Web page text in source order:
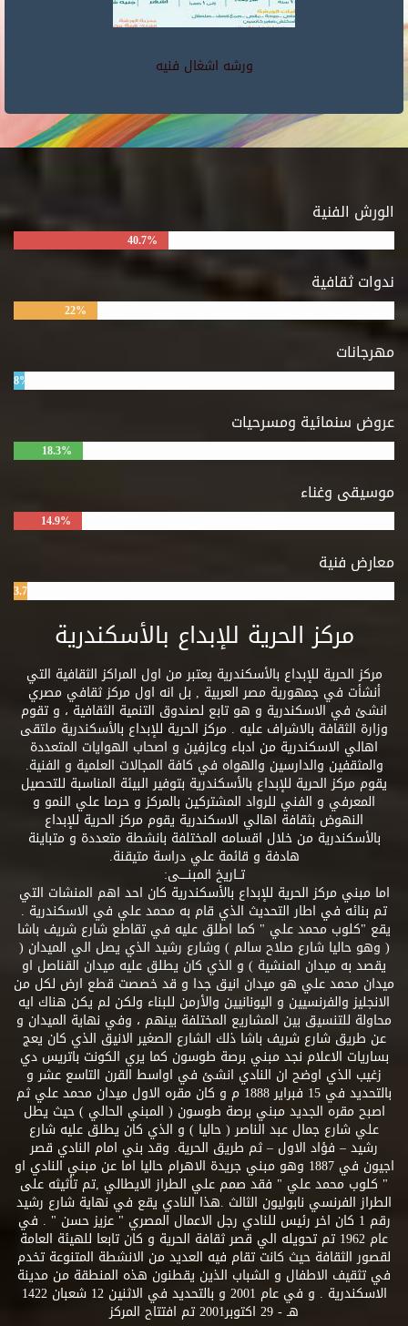
ورشه اشغال فنيه
الورش الفنية
40.7%
ندوات ثقافية
22%
مهرجانات
8%
عروض سنمائية ومسرحيات
18.3%
موسيقى وغناء
14.9%
معارض فنية
3.7%
مركز الحرية للإبداع بالأسكندرية
مركز الحرية للإبداع بالأسكندرية يعتبر من اول المراكز الثقافية التي
أنشأت في جمهورية مصر العربية , بل انه اول مركز ثقافي مصري
انشئ في الاسكندرية و هو تابع لصندوق التنمية الثقافية ، و تقوم
وزارة الثقافة بالاشراف عليه . مركز الحرية للإبداع بالأسكندرية ملتقى
اهالي الاسكندرية من ادباء وعازفين و اصحاب الهوايات المتعددة
والمثقفين والدارسين والهواه في كافة المجالات العلمية و الفنية.
يقوم مركز الحرية للإبداع بالأسكندرية بتوفير البيئة المناسبة للتحصيل
المعرفي و الفني للرواد المشتركين بالمركز و حرصا علي النمو و
النهوض بثقافة اهالي الاسكندرية يقوم مركز الحرية للإبداع
بالأسكندرية من خلال اقسامه المختلفة بانشطة متعددة و متباينة
هادفة و قائمة علي دراسة متيقنة.
تــاريخ المبنــــى:
اما مبني مركز الحرية للإبداع بالأسكندرية كان احد اهم المنشات التي
تم بنائه في اطار التحديث الذي قام به محمد علي في الاسكندرية .
يقع "كلوب محمد علي " كما اطلق عليه في تقاطع شارع شريف باشا
( وهو حاليا شارع صلاح سالم ) وشارع رشيد الذي يصل الي الميدان (
يقصد به ميدان المنشية ) و الذي كان يطلق عليه ميدان القناصل او
ميدان محمد علي هو ميدان انيق جدا و قد خصصت قطع ارض لكل من
الانجليز والفرنسيين و اليونانيين والأرمن للبناء ولكن لم يكن هناك ايه
محاولة للتنسيق بين المشاريع المختلفة بينهم ، وفي نهاية الميدان و
عن طريق شارع شريف باشا ذلك الشارع الصغير الانيق الذي كان يعج
بساريات الاعلام نجد مبني برصة طوسون كما يري الكونت باتريس دي
زغيب الذي اوضح ان النادي انشئ في اواسط القرن التاسع عشر و
بالتحديد في 15 فبراير 1888 م و كان مقره الاول ميدان محمد علي ثم
اصبح مقره الجديد مبني برصة طوسون ( المبني الحالي ) حيث يطل
علي شارع جمال عبد الناصر ( حاليا ) و الذي كان يطلق عليه شارع
رشيد – فؤاد الاول – ثم طريق الحرية. وقد بني امام النادي قصر
اجيون في 1887 وهو مبني جريدة الاهرام حاليا اما عن مبني النادي او
" كلوب محمد علي " فقد صمم علي الطراز الايطالي ,تم تأثيثه على
الطراز الفرنسي نابوليون الثالث .هذا النادي يقع في نهاية شارع رشيد
رقم 1 كان اخر رئيس للنادي رجل الاعمال المصري " عزيز حسن " . في
عام 1962 تم تحويله الي قصر ثقافة الحرية و كان تابعا للهيئة العامة
لقصور الثقافة حيث كانت تقام فيه العديد من الانشطة المتنوعة تخدم
في تثقيف الاطفال و الشباب الذين يقطنون هذه المنطقة من مدينة
الاسكندرية . و في عام 2001 و بالتحديد في الاثنين 12 شعبان 1422
هـ - 29 اكتوبر2001 تم افتتاح المركز